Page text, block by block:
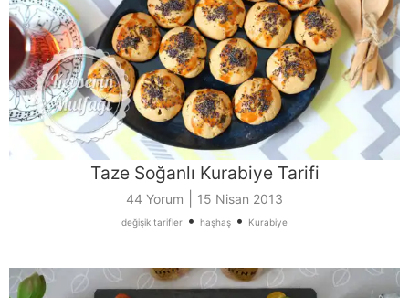
Taze Soğanlı Kurabiye Tarifi
44 Yorum 15 Nisan 2013
değişik tarifler • haşhaş • Kurabiye